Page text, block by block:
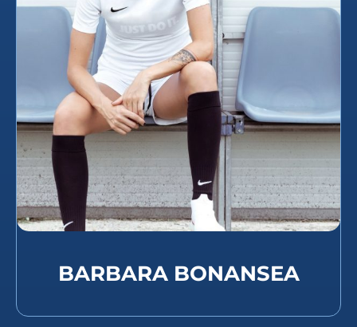
BARBARA BONANSEA